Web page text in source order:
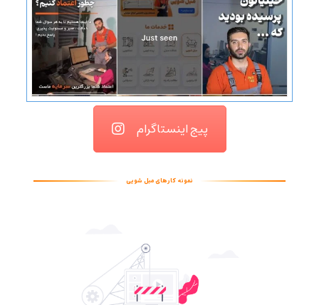
پیج اینستاگرام
نمونه کارهای مبل شویی